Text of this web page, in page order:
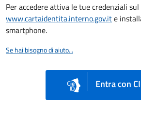
Per accedere attiva le tue credenziali
www.cartaidentita.interno.gov.ite
smartphone.
Se hai bisogno di aiuto...
Entra con